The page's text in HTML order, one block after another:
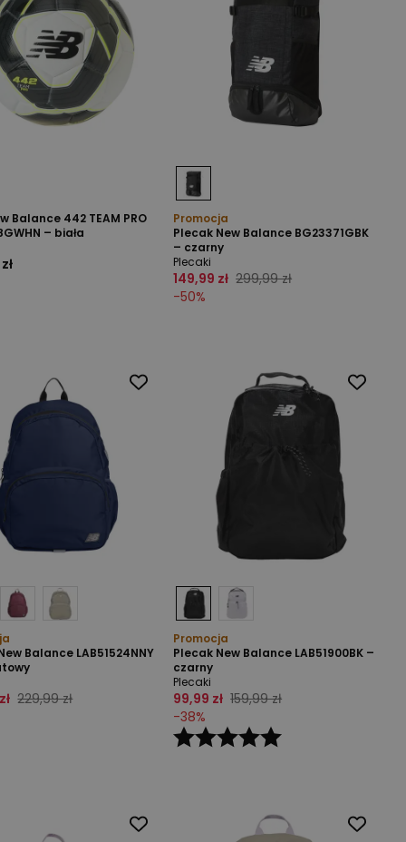
Balance 442 TEAM PRO
– biała
Promocja
Plecak New Balance BG23371GBK
– czarny
Plecaki
149,99 zł 299,99 zł
-50%
Balance LAB51524NNY
229,99 zł
Promocja
Plecak New Balance LAB51900BK –
czarny
Plecaki
99,99 zł 159,99 zł
-38%